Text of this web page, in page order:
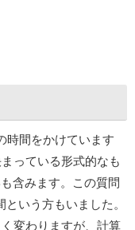
時間をかけています
っている形式的なも
含みます。この質問
いう方もいました。
変わりますが、計算